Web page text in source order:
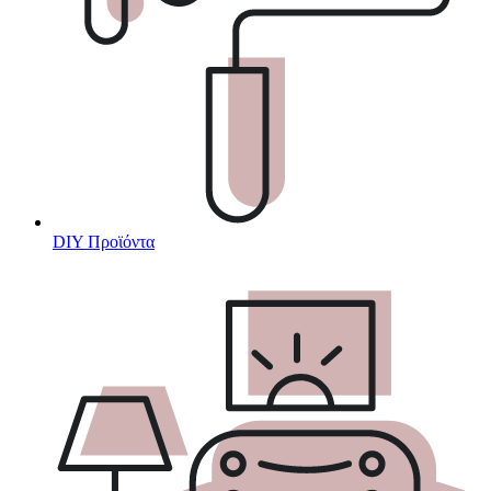
DIY Προϊόντα